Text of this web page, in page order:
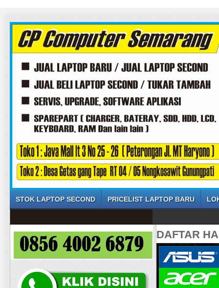
STOK LAPTOP SECOND PRICELIST LAPTOP BARU
DAFTAR